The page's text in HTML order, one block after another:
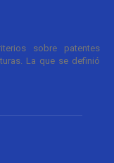
sobre patentes
La que se definió